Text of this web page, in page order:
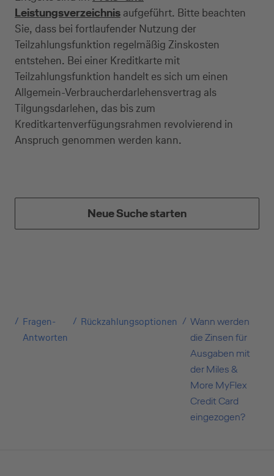
Leistungsverzeichnis aufgeführt. Bitte beachten
Sie, dass bei fortlaufender Nutzung der
Teilzahlungsfunktion regelmäßig Zinskosten
entstehen. Bei einer Kreditkarte mit
Teilzahlungsfunktion handelt es sich um einen
Allgemein-Verbraucherdarlehensvertrag als
Tilgungsdarlehen, das bis zum
Kreditkartenverfügungsrahmen revolvierend in
Anspruch genommen werden kann.
Neue Suche starten
Fragen-
Antworten
Rückzahlungsoptionen
Wann werden
die Zinsen für
Ausgaben mit
der Miles &
More MyFlex
Credit Card
eingezogen?
Kreditkarte beantragen
Private Nutzung